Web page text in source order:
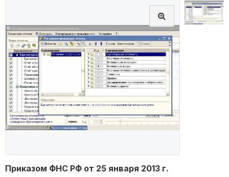
Приказом ФНС РФ от 25 января 2013 г.